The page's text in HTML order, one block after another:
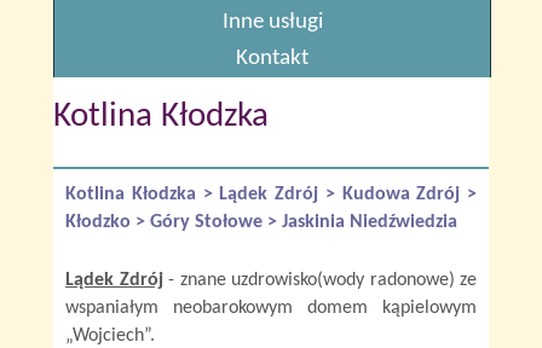
Inne usługi
Kontakt
Kotlina Kłodzka
Kotlina Kłodzka > Lądek Zdrój > Kudowa Zdrój >
Kłodzko > Góry Stołowe > Jaskinia Niedźwiedzia
Lądek Zdrój- znane uzdrowisko(wody radonowe) ze
wspaniałym neobarokowym domem kąpielowym
„Wojciech”.